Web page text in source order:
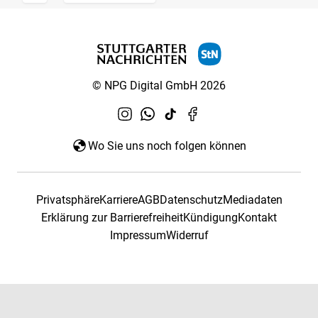
© NPG Digital GmbH 2026
Wo Sie uns noch folgen können
PrivatsphäreKarriereAGBDatenschutzMediadaten
Erklärung zur BarrierefreiheitKündigungKontakt
ImpressumWiderruf